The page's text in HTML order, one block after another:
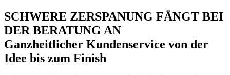
SCHWERE ZERSPANUNG FÄNGT BEI
DER BERATUNG AN
Ganzheitlicher Kundenservice von der
Idee bis zum Finish